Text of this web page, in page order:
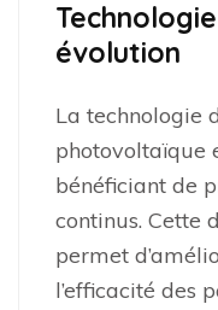
évolution
La technologie
photovoltaïque
bénéficiant de
continus. Cette
permet
l’efficacité des